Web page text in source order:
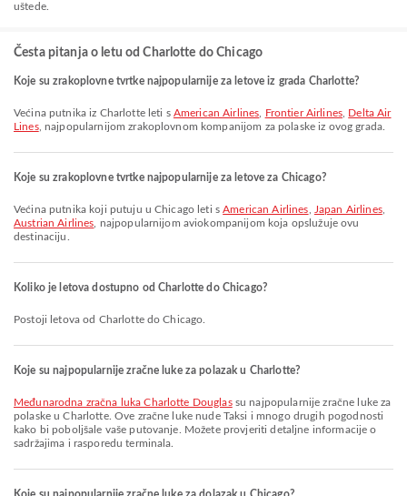
uštede.
Česta pitanja o letu od Charlotte do Chicago
Koje su zrakoplovne tvrtke najpopularnije za letove iz grada Charlotte?
Većina putnika iz Charlotte leti s American Airlines Frontier Airlines, Delta Air
Lines, najpopularnijom zrakoplovnom kompanijom za polaske iz ovog grada.
Koje su zrakoplovne tvrtke najpopularnije za letove za Chicago?
Većina putnika koji putuju u Chicago leti sAmerican Airlines Japan Airlines,
Austrian Airlines , najpopularnijom aviokompanijom koja opslužuje ovu
destinaciju.
Koliko je letova dostupno od Charlotte do Chicago?
Postoji letova od Charlotte do Chicago.
Koje su najpopularnije zračne luke za polazak u Charlotte?
Međunarodna zračna luka Charlotte Douglassu najpopularnije zračne luke za
polaske u Charlotte. Ove zračne luke nude Taksi i mnogo drugih pogodnosti
kako bi poboljšale vaše putovanje. Možete provjeriti detaljne informacije o
sadržajima i rasporedu terminala.